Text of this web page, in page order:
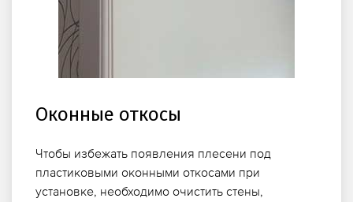
Оконные откосы
Чтобы избежать появления плесени под
пластиковыми оконными откосами при
установке, необходимо очистить стены,